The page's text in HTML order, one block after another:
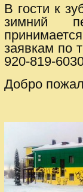
В гости к
зимний
заявкам по
920-819-
Добро